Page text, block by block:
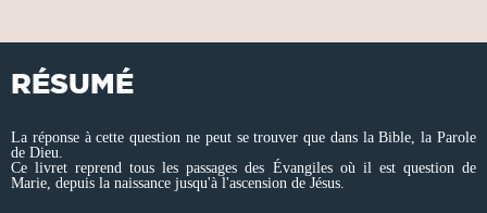
RÉSUMÉ
La réponse à cette question ne peut se trouver que dans la Bible, la Parole
de Dieu.
Ce livret reprend tous les passages des Évangiles où il est question de
Marie, depuis la naissance jusqu'à l'ascension de Jésus.